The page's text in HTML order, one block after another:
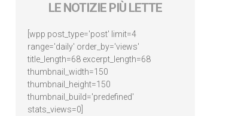
LE NOTIZIE PIÙ LETTE
[wpp post_type='post' limit=4
range='daily' order_by='views'
title_length=68 excerpt_length=68
thumbnail_width=150
thumbnail_height=150
thumbnail_build='predefined'
stats_views=0]